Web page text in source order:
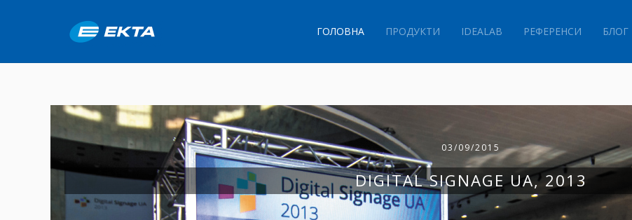
ГОЛОВНА ПРОДУКТИ IDEALAB РЕФЕРЕНСИ БЛОГ
03/09/2015
DIGITAL SIGNAGE UA, 2013